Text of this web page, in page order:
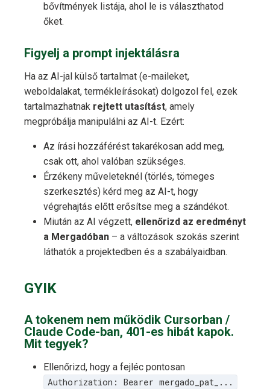
bővítmények listája, ahol le is választhatod
őket.
Figyelj a prompt injektálásra
Ha az AI-jal külső tartalmat (e-maileket,
weboldalakat, termékleírásokat) dolgozol fel, ezek
tartalmazhatnak rejtett utasítást, amely
megpróbálja manipulálni az AI-t. Ezért:
Az írási hozzáférést takarékosan add meg,
csak ott, ahol valóban szükséges.
Érzékeny műveleteknél (törlés, tömeges
szerkesztés) kérd meg az AI-t, hogy
végrehajtás előtt erősítse meg a szándékot.
Miután az AI végzett, ellenőrizd az eredményt
a Mergadóban – a változások szokás szerint
láthatók a projektedben és a szabályaidban.
GYIK
A tokenem nem működik Cursorban /
Claude Code-ban, 401-es hibát kapok.
Mit tegyek?
Ellenőrizd, hogy a fejléc pontosan
Authorization: Bearer mergado_pat_...